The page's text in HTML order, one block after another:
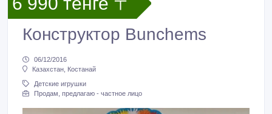
Конструктор Bunchems
06/12/2016
Казахстан, Костанай
Детские игрушки
Продам, предлагаю - частное лицо